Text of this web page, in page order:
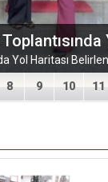
8 9 10 11